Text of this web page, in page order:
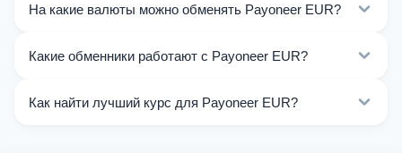
На какие валюты можно обменять Payoneer EUR?
Payoneer EUR. Выберите нужное направление из
Какие обменники работают с Payoneer EUR?
операции с Payoneer EUR.
Как найти лучший курс для Payoneer EUR?